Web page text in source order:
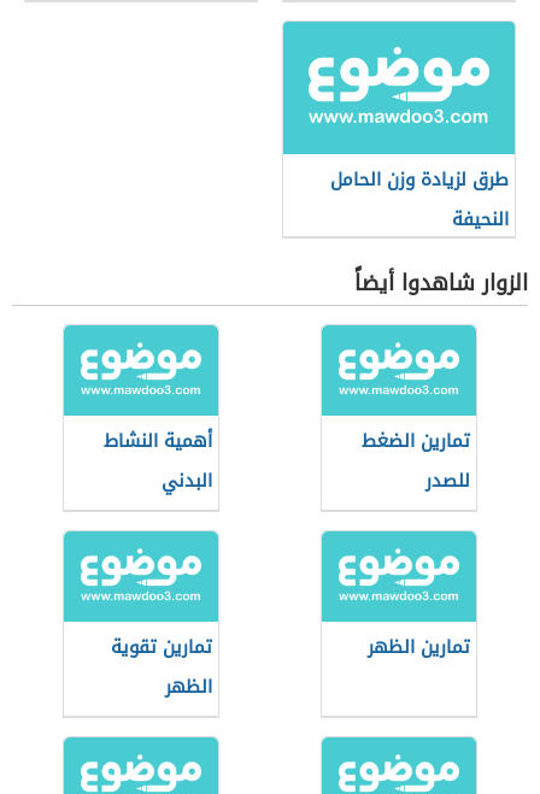
طرق لزيادة وزن الحامل
النحيفة
الزوار شاهدوا أيضاً
تمارين الضغط
للصدر
أهمية النشاط
البدني
تمارين الظهر
تمارين تقوية
الظهر